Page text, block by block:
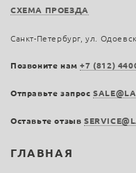
ГЛАВНАЯ
СХЕМА ПРОЕЗДА
Санкт-Петербург, ул.
Позвоните нам+7 (812)
Отправьте запрос
Оставьте отзыв